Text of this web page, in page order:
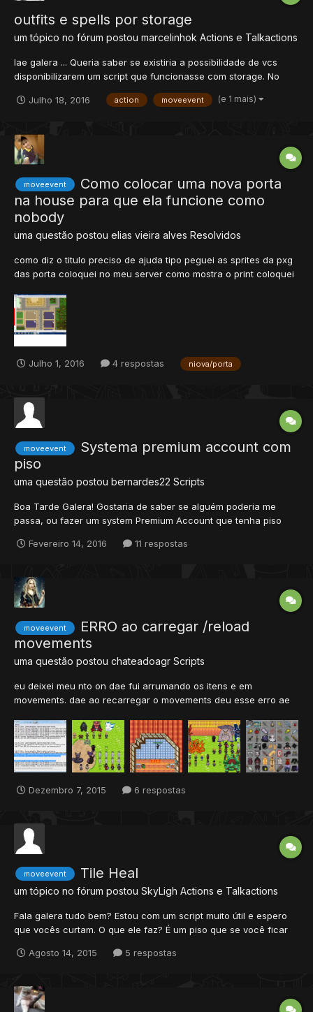
outfits e spells por storage
um tópico no fórum postou marcelinhok Actions e Talkactions
Iae galera ... Queria saber se existiria a possibilidade de vcs
disponibilizarem um script que funcionasse com storage. No
agradeço desde de ja ! =D
Julho 18, 2016 action moveevent (e 1 mais)
moveevent
Como colocar uma nova porta
na house para que ela funcione como
nobody
uma questão postou elias vieira alves Resolvidos
como diz o titulo preciso de ajuda tipo peguei as sprites da pxg
das porta coloquei no meu server como mostra o print coloquei
09:40 You see a Wallss. It is locked. ItemID: [16696]. Position: [X:
29848] [Y: 3239] [Z: 7]. ====...
Julho 1, 2016 4 respostas niova/porta
moveevent
Systema premium account com
piso
uma questão postou bernardes22 Scripts
Boa Tarde Galera! Gostaria de saber se alguém poderia me
passa, ou fazer um system Premium Account que tenha piso
o tfs 0.4 servidor 8.60.
Fevereiro 14, 2016 11 respostas
moveevent
ERRO ao carregar /reload
movements
uma questão postou chateadoagr Scripts
eu deixei meu nto on dae fui arrumando os itens e em
movements. dae ao recarregar o movements deu esse erro ae
msm post para ver se alguem pode me ajudar arrumar esses
erros q da na distros: [06/12/2015 10:40:42] >> Initializing game
s...
Dezembro 7, 2015 6 respostas
moveevent Tile Heal
um tópico no fórum postou SkyLigh Actions e Talkactions
Fala galera tudo bem? Estou com um script muito útil e espero
que vocês curtam. O que ele faz? É um piso que se você ficar
editáveis a sua escolha. Vá em data/moveevents/scripts/ e
Agosto 14, 2015 5 respostas